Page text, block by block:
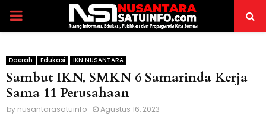
PRIMARY
Daerah Edukasi IKN NUSANTARA
Sambut IKN, SMKN 6 Samarinda Kerja
Sama 11 Perusahaan
by nusantarasatuinfo Agustus 16, 2023